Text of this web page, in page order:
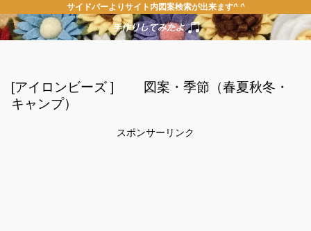
サイドバーよりサイト内図案検索が出来ます^ ^
[アイロンビーズ ] 図案・季節（春夏秋冬・
キャンプ）
スポンサーリンク